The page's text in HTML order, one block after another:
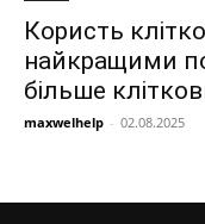
Користь
найкращими
більше
maxwelhelp - 02.08.2025